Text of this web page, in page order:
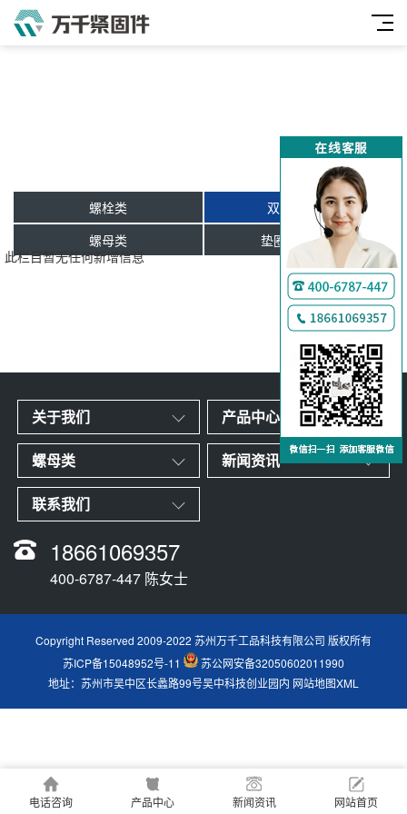
螺栓类
双头牙条类
螺母类
垫圈及挡圈类
此栏目暂无任何新增信息
关于我们 产品中心
螺母类 新闻资讯
联系我们
18661069357
400-6787-447 陈女士
Copyright Reserved 2009-2022 苏州万千工品科技有限公司 版权所有
苏ICP备15048952号-11
苏公网安备32050602011990
地址：苏州市吴中区长蠡路99号吴中科技创业园内 网站地图XML
电话咨询 产品中心 新闻资讯 网站首页
工